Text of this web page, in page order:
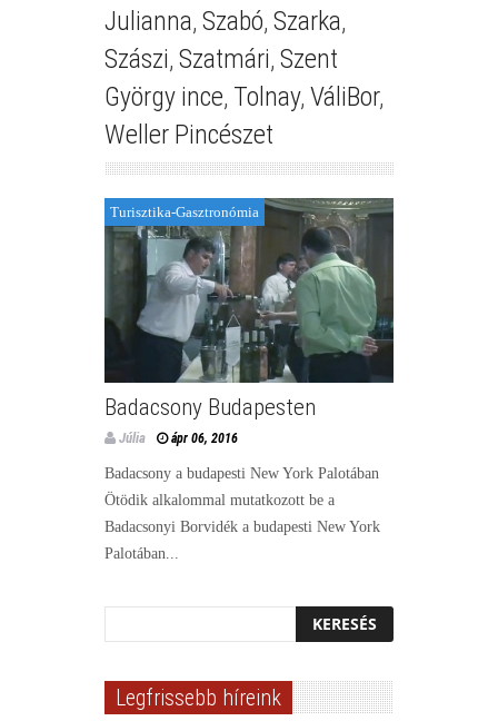
Julianna, Szabó, Szarka,
Szászi, Szatmári, Szent
György ince, Tolnay, VáliBor,
Weller Pincészet
Turisztika-Gasztronómia
Badacsony Budapesten
Júlia ápr 06, 2016
Badacsony a budapesti New York Palotában
Ötödik alkalommal mutatkozott be a
Badacsonyi Borvidék a budapesti New York
Palotában...
Legfrissebb híreink